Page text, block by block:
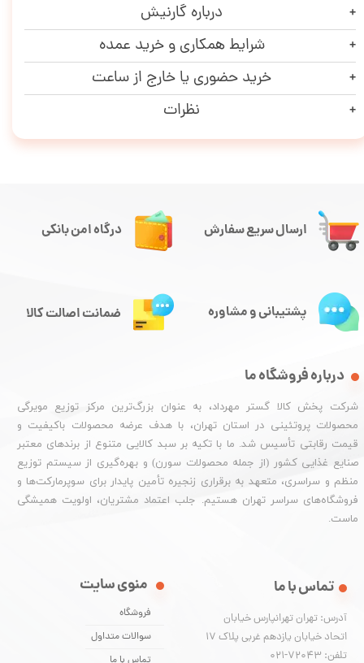
درباره گارنیش
شرایط همکاری و خرید عمده
خرید حضوری یا خارج از ساعت
نظرات
ارسال سریع سفارش
درباره فروشگاه ما
شرکت پخش کالا گستر مهرداد، به عنوان بزرگ‌ترین مرکز توزیع مویرگی
محصولات پروتئینی در استان تهران، با هدف عرضه محصولات باکیفیت و
قیمت رقابتی تأسیس شد. ما با تکیه بر سبد کالایی متنوع از برندهای معتبر
صنایع غذایی کشور (از جمله محصولات سورن) و بهره‌گیری از سیستم توزیع
منظم و سراسری، متعهد به برقراری زنجیره تأمین پایدار برای سوپرمارکت‌ها و
فروشگاه‌های سراسر تهران هستیم. جلب اعتماد مشتریان، اولویت همیشگی
ماست.
منوی سایت
فروشگاه
سوالات متداول
تماس با ما
آدرس: تهران تهرانپارس خیابان
اتحاد خیابان یازدهم غربی پلاک ۱۷
تلفن: 72043-021
درگاه امن بانکی
پشتیبانی و مشاوره ضمانت اصالت کالا